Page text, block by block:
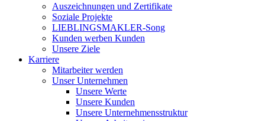
Auszeichnungen und Zertifikate
Soziale Projekte
LIEBLINGSMAKLER-Song
Kunden werben Kunden
Unsere Ziele
Karriere
Mitarbeiter werden
Unser Unternehmen
Unsere Werte
Unsere Kunden
Unsere Unternehmensstruktur